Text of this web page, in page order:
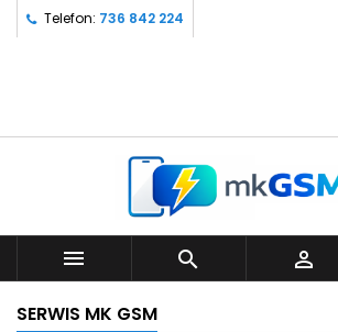
Telefon: 736 842 224
  
SERWIS MK GSM